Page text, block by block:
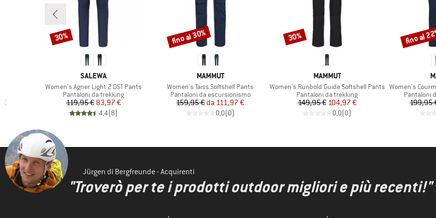
€
MARCHIO
SALEWA
Articolo
Women's Agner Light 2 DST Pants
Gruppo di prodotti
Pantaloni da trekking
Prezzo
119,95 €Prezzo ridotto
83,97 €
4,4(8)
Sconto
30%
MARCHIO
MAMMUT
Articolo
Women's Taiss Softshell Pants
Gruppo di prodotti
Pantaloni da escursionismo
Prezzo
159,95 € Prezzo ridotto
da 111,97 €
0,0(0)
Sconto
fino al 30%
MARCHIO
MAMMUT
Articolo
Women's Runbold Guide Softshell Pants
Gruppo di prodotti
Pantaloni da trekking
Prezzo
149,95 €Prezzo ridotto
104,97 €
0,0(0)
Sconto
30%
Articolo
Women's
Gruppo di
Pantaloni
199,95
Sconto
fino al
Jürgen di Bergfreunde - Acquirenti
"Troverò per te i prodotti outdoor migliori e più recenti!"